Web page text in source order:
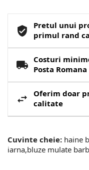
Pretul unui
primul rand
Costuri
Posta Romana
Oferim doar
calitate
Cuvinte cheie: haine
iarna,bluze mulate